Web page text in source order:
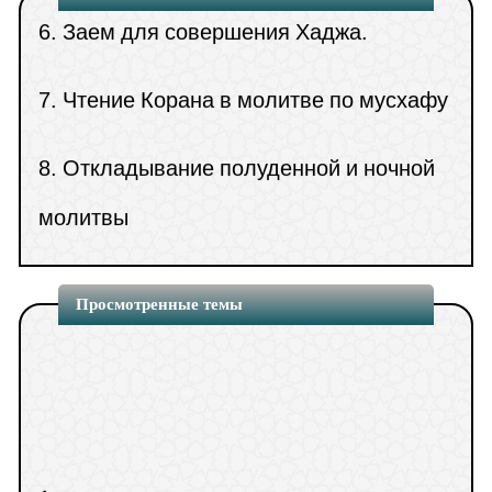
Чтение Корана в молитве по мусхафу
Откладывание полуденной и ночной
молитвы
10.Мастурбация во время
Просмотренные темы